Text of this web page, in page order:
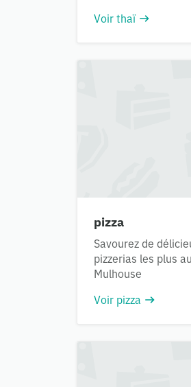
Voir thaï
pizza
Savourez de
pizzerias les plus
Mulhouse
Voir pizza